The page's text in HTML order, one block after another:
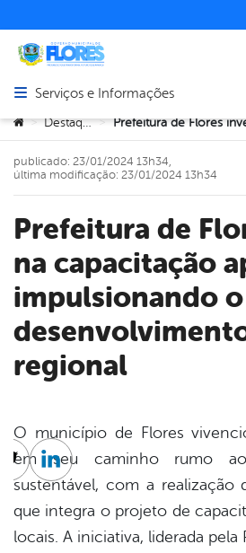
Abrir menu principal de navegação
Serviços e Informações
Você está aqui:
> Destaque >
Prefeitura de Flores investe
na capacitação
impulsionando o
regional
publicado: 23/01/2024 13h34,
última modificação: 23/01/2024 13h34
O município de Flores
em seu caminho rumo ao
sustentável, com a realização
que integra o projeto de
locais. A iniciativa, liderada pela
Twitter
Linkedin